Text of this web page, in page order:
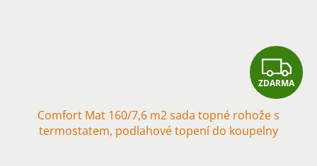
Z
D
ZDARMA
Comfort Mat 160/7,6 m2 sada topné rohože s
termostatem, podlahové topení do koupelny